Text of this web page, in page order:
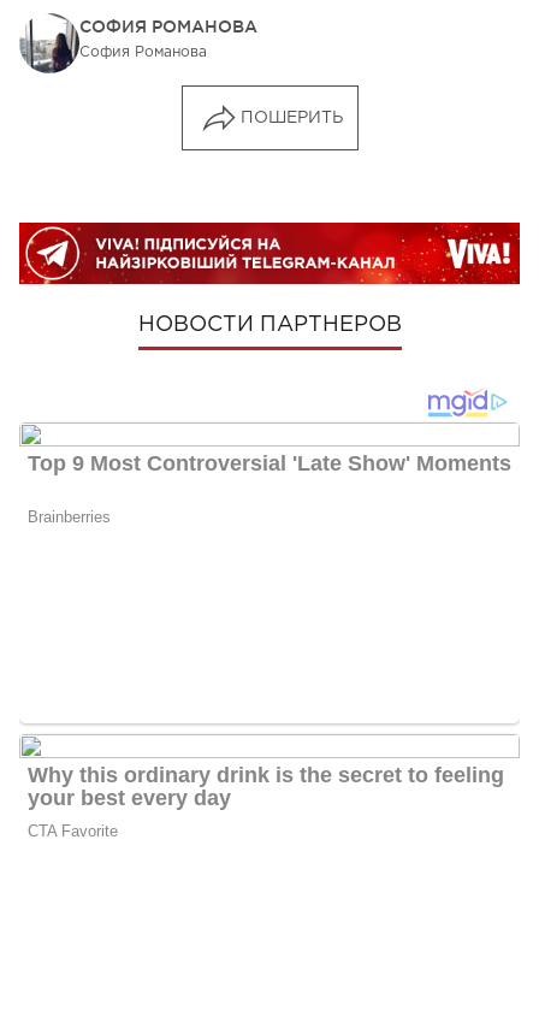
СОФИЯ РОМАНОВА
София Романова
ПОШЕРИТЬ
НОВОСТИ ПАРТНЕРОВ